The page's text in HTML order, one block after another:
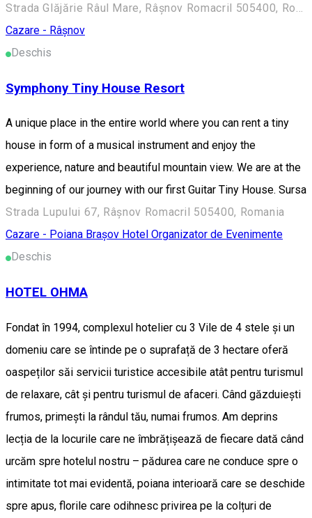
Strada Glăjărie Râul Mare, Râșnov Romacril 505400, Romania
Cazare - Râșnov
Deschis
Symphony Tiny House Resort
A unique place in the entire world where you can rent a tiny
house in form of a musical instrument and enjoy the
experience, nature and beautiful mountain view. We are at the
beginning of our journey with our first Guitar Tiny House. Sursa
Strada Lupului 67, Râșnov Romacril 505400, Romania
Cazare - Poiana Brașov Hotel Organizator de Evenimente
Deschis
HOTEL OHMA
Fondat în 1994, complexul hotelier cu 3 Vile de 4 stele și un
domeniu care se întinde pe o suprafață de 3 hectare oferă
oaspeților săi servicii turistice accesibile atât pentru turismul
de relaxare, cât și pentru turismul de afaceri. Când găzduiești
frumos, primești la rândul tău, numai frumos. Am deprins
lecția de la locurile care ne îmbrățișează de fiecare dată când
urcăm spre hotelul nostru – pădurea care ne conduce spre o
intimitate tot mai evidentă, poiana interioară care se deschide
spre apus, florile care odihnesc privirea pe la colțuri de